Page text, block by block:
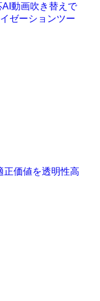
動画吹き替えで
ゼーションツー
正価値を透明性高